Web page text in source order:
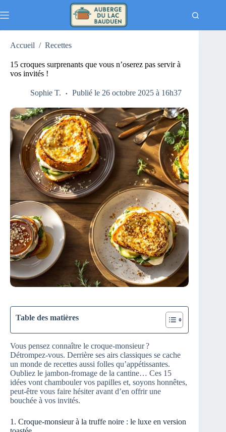
au
Accueil / Recettes
15 croques surprenants que vous n’oserez pas servir à
vos invités !
Sophie T. Publié le 26 octobre 2025 à 16h37
Table des matières
Vous pensez connaître le croque-monsieur ?
Détrompez-vous. Derrière ses airs classiques se cache
un monde de recettes aussi folles qu’appétissantes.
Oubliez le jambon-fromage de la cantine… Ces 15
idées vont chambouler vos papilles et, soyons honnêtes,
peut-être vous faire hésiter avant d’en offrir une
bouchée à vos invités.
1. Croque-monsieur à la truffe noire : le luxe en version